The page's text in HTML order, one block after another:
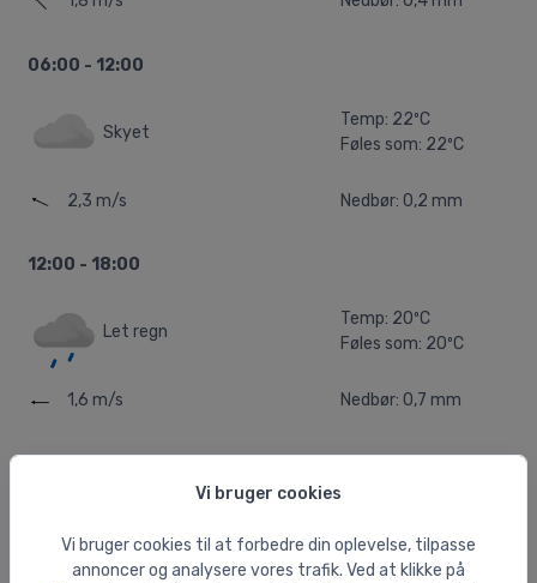
Vi bruger cookies
Vi bruger cookies til at forbedre din oplevelse, tilpasse
annoncer og analysere vores trafik. Ved at klikke på
06:00 - 12:00
Skyet
Temp: 22ºC
Føles som: 22ºC
2,3 m/s Nedbør: 0,2 mm
12:00 - 18:00
Let regn
Temp: 20ºC
Føles som: 20ºC
1,6 m/s Nedbør: 0,7 mm
Føles som: 20ºC